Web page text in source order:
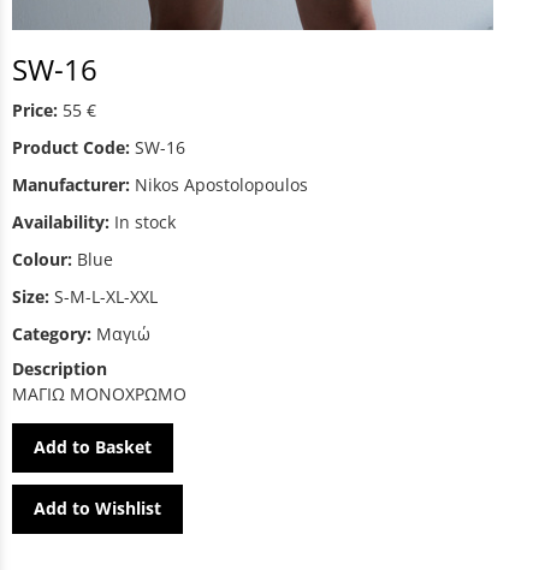
SW-16
Price: 55 €
Product Code: SW-16
Manufacturer: Nikos Apostolopoulos
Availability: In stock
Colour: Blue
Size: S-M-L-XL-XXL
Category: Μαγιώ
Description
ΜΑΓΙΩ ΜΟΝΟΧΡΩΜΟ
Add to Basket
Add to Wishlist